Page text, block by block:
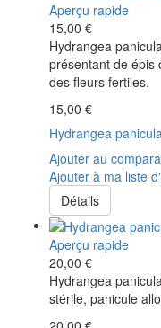
Aperçu rapide
15,00 €
Hydrangea
présentant de épis
des fleurs fertiles.
15,00 €
Hydrangea
Ajouter au
Ajouter à ma liste
Détails
Aperçu rapide
20,00 €
Hydrangea
stérile, panicule